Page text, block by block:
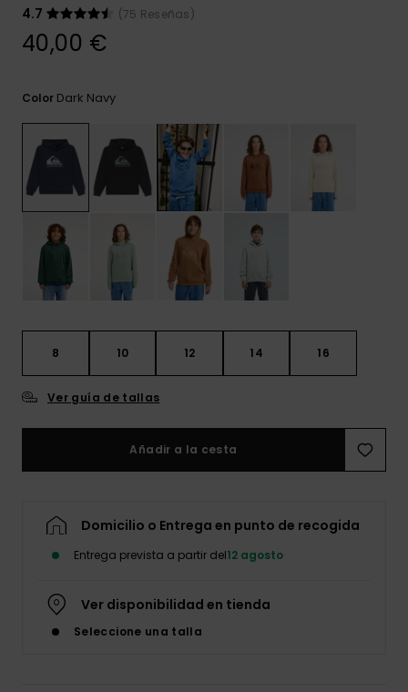
respuestas a
las preguntas
contacto.
Consultar
las FAQ
4.7
(75 Reseñas)
40,00 €
Color Dark Navy
8 10 12 14 16
Ver guía de tallas
Añadir a la cesta
Domicilio o Entrega en punto de recogida
Entrega prevista a partir del12 agosto
Ver disponibilidad en tienda
Seleccione una talla